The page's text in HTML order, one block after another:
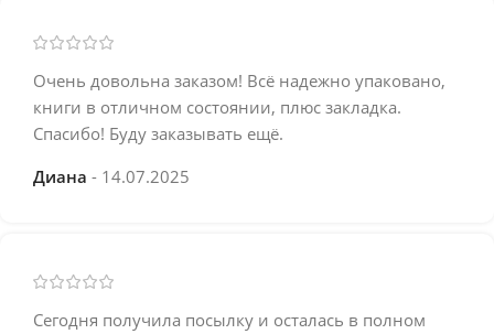
Очень довольна заказом! Всё надежно упаковано,
книги в отличном состоянии, плюс закладка.
Спасибо! Буду заказывать ещё.
Диана
14.07.2025
Сегодня получила посылку и осталась в полном